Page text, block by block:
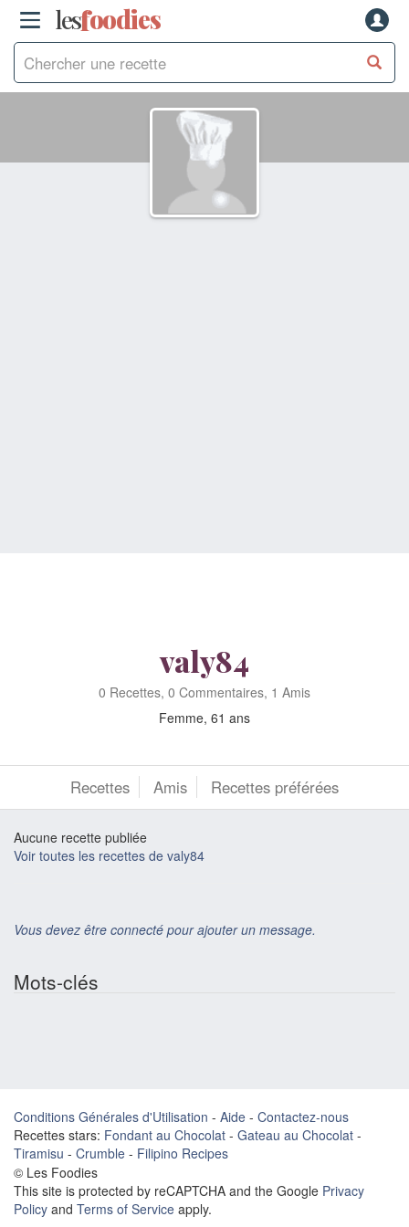
lesfoodies
valy84
0 Recettes, 0 Commentaires, 1 Amis
Femme, 61 ans
Recettes Amis Recettes préférées
Aucune recette publiée
Voir toutes les recettes de valy84
Vous devez être connecté pour ajouter un message.
Mots-clés
Conditions Générales d'Utilisation - Aide - Contactez-nous
Recettes stars: Fondant au Chocolat - Gateau au Chocolat -
Tiramisu - Crumble - Filipino Recipes
© Les Foodies
This site is protected by reCAPTCHA and the Google Privacy
Policy and Terms of Service apply.